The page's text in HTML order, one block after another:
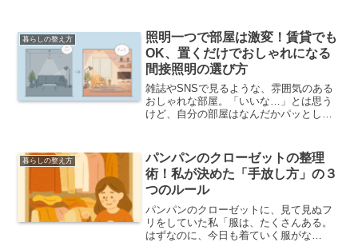
暮らしの整え方
照明一つで部屋は激変！賃貸でも
OK、置くだけでおしゃれになる
間接照明の選び方
雑誌やSNSで見るような、雰囲気のある
おしゃれな部屋。「いいな…」とは思う
けど、自分の部屋はなんだかパッとしな
実は、たった一つのアイテムを加えるだ
けで、どんな部屋でも劇的に、ホテルの
ような空間に変身させる魔法があるんで
す。
暮らしの整え方
パンパンのクローゼットの整理
術！私が決めた「手放し方」の３
つのルール
パンパンのクローゼットに、見て見ぬフ
リをしていた私「服は、たくさんある。
はずなのに、今日も着ていく服がな